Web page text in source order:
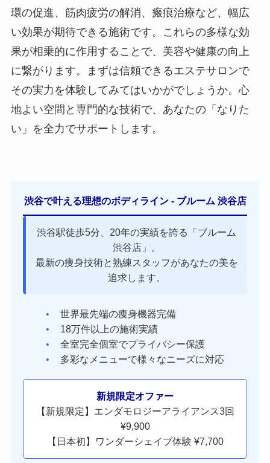
環の促進、筋肉疲労の解消、瘢痕治療など、幅広
い効果が期待できる施術です。これらの多様な効
果が相乗的に作用することで、美容や健康の向上
に繋がります。まずは信頼できるエステサロンで
その実力を体験してみてはいかがでしょうか。心
地よい空間と専門的な技術で、あなたの「なりた
い」を全力でサポートします。
渋谷で叶える理想のボディライン - ブルーム 渋谷店
渋谷駅徒歩5分、20年の実績を誇る「ブルーム
渋谷店」。
最新の痩身技術と熟練スタッフがあなたの美を
追求します。
世界最先端の痩身機器完備
18万件以上の施術実績
全室完全個室でプライバシー保護
多彩なメニューで様々なニーズに対応
新規限定オファー
【新規限定】エンダモロジーアライアンス3回
¥9,900
【日本初】ワンダーシェイプ体験 ¥7,700